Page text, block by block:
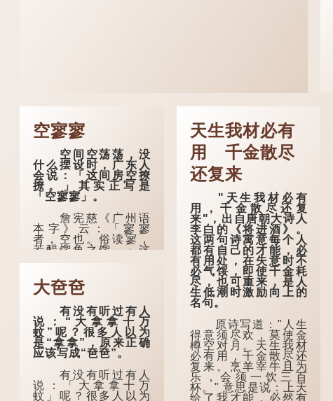
空寥寥
空间空荡荡，没
什么摆设时，广东人
会说：「这间房空撩
撩。」其实正写是
「空寥寥」。
詹宪慈《广州语
本字》云：「寥寥
者，空也。俗读寥，
若醋馏鱼之馏。」这
《说文》注本中，
「寥」是「廫」的篆
虚。如《列仙传·安期
先生》载琊阜老人故
事，以「寥寥安期，
虚质高清」形容空虚
无所事事。
唐代《艺文类
聚》引晋孙绰《表哀
诗》：「寥寥空堂，
大夿夿
有没有听过有人
说：“大拿拿十万
蚊”呢？很多人以为
是“拿拿”，原来正确
应该写成“夿夿”。
有没有听过有人
说：「大拿拿十万
蚊」呢？很多人以为
天生我材必有
用 千金散尽
还复来
"天生我材必有
用，千金散尽还复
来"，出自唐朝大诗人
李白的《将进酒》。
这两句诗寓意每个人
都有自己的才能，必
有用处，在失意时不
必气馁，即使千金耗
尽，也可重来，是人
生低潮时激励向上的
名句。
原诗写道："人生
得意须尽欢，莫使金
樽空对月。天生我材
必有用，千金散尽还
复来。烹羊宰牛且为
乐，会须一饮三百
杯。" 意思是说：上天
给了我才能，必然有